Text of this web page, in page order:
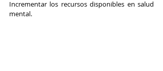
Incrementar los recursos disponibles en salud
mental.